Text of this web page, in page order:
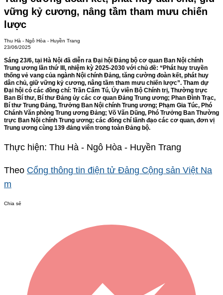
vững kỷ cương, nâng tầm tham mưu chiến
lược
Thu Hà - Ngô Hòa - Huyền Trang
23/06/2025
Sáng 23/6, tại Hà Nội đã diễn ra Đại hội Đảng bộ cơ quan Ban Nội chính
Trung ương lần thứ III, nhiệm kỳ 2025-2030 với chủ đề: “Phát huy truyền
thống vẻ vang của ngành Nội chính Đảng, tăng cường đoàn kết, phát huy
dân chủ, giữ vững kỷ cương, nâng tầm tham mưu chiến lược”. Tham dự
Đại hội có các đồng chí: Trần Cẩm Tú, Ủy viên Bộ Chính trị, Thường trực
Ban Bí thư, Bí thư Đảng ủy các cơ quan Đảng Trung ương; Phan Đình Trạc,
Bí thư Trung Đảng, Trưởng Ban Nội chính Trung ương; Phạm Gia Túc, Phó
Chánh Văn phòng Trung ương Đảng; Võ Văn Dũng, Phó Trưởng Ban Thường
trực Ban Nội chính Trung ương; các đồng chí lãnh đạo các cơ quan, đơn vị
Trung ương cùng 139 đảng viên trong toàn Đảng bộ.
Thực hiện: Thu Hà - Ngô Hòa - Huyền Trang
Theo Cổng thông tin điện tử Đảng Cộng sản Việt Na
m
Chia sẻ